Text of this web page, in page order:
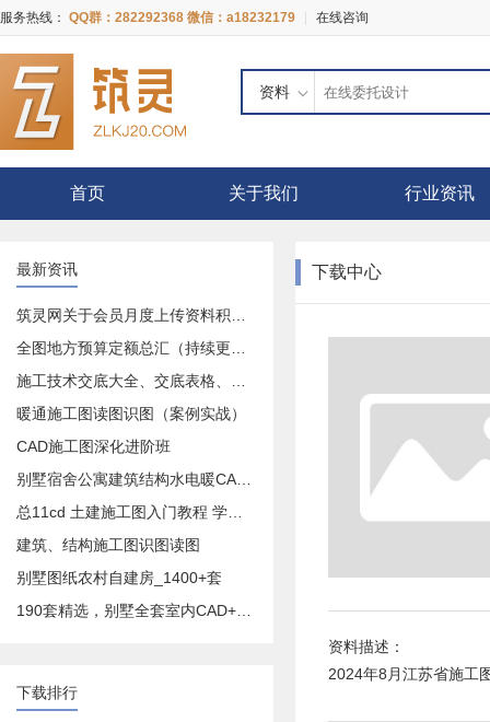
服务热线： QQ群：282292368 微信：a18232179 在线咨询
资料
首页 关于我们 行业资讯
最新资讯
暖通施工图读图识图（案例实战）
CAD施工图深化进阶班
建筑、结构施工图识图读图
别墅图纸农村自建房_1400+套
下载排行
下载中心
资料描述：
2024年8月江苏省施工